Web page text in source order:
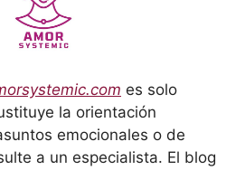
es solo
la orientación
emocionales o de
a un especialista. El blog